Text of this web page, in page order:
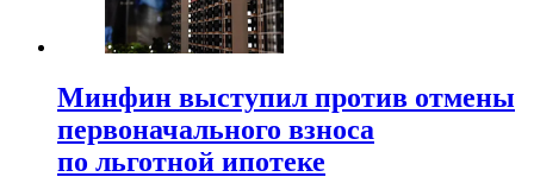
Минфин выступил против отмены
первоначального взноса
по льготной ипотеке